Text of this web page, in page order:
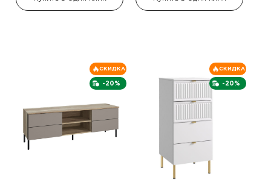
-20%
СКИДКА
-20%
СКИДКА